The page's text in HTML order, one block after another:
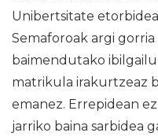
Unibertsitate
Semaforoak argi
baimendutako
matrikula irakurtzeaz
emanez. Errepidean
jarriko baina sarbidea